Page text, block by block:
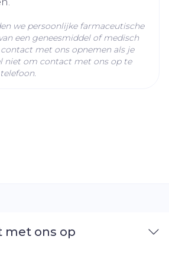
we persoonlijke farmaceutische
een geneesmiddel of medisch
met ons opnemen als je
niet om contact met ons op te
met ons op